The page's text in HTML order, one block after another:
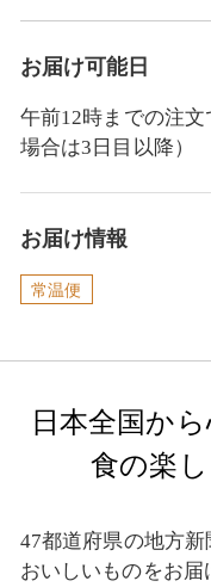
お届け可能日
午前12時までの注
場合は3日目以降）
お届け情報
常温便
日本全国か
食の楽し
47都道府県の地方
おいしいものをお届